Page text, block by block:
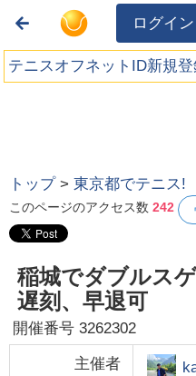
ログイン
テニスオフネットID新規
トップ >東京都でテニス!
このページのアクセス数242
稲城でダブルス
遅刻、早退可
開催番号3262302
主催者